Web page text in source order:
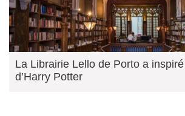
La Librairie Lello de Porto a
d’Harry Potter